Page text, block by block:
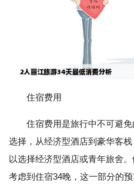
住宿费用
住宿费用是旅行中不可避
选择，从经济型酒店到豪华客
以选择经济型酒店或青年旅舍
考虑到住宿34晚，这一部分的预